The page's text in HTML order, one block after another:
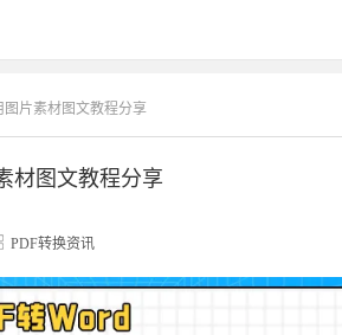
图片素材图文教程分享
材图文教程分享
PDF转换资讯